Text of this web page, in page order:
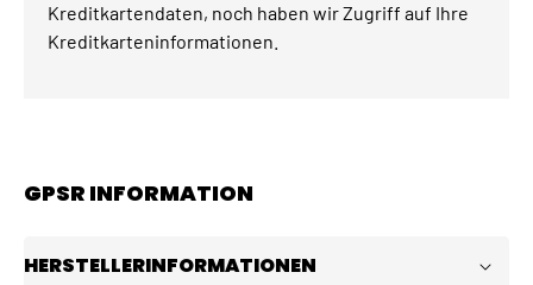
Kreditkartendaten, noch haben wir Zugriff auf Ihre
Kreditkarteninformationen.
GPSR INFORMATION
HERSTELLERINFORMATIONEN